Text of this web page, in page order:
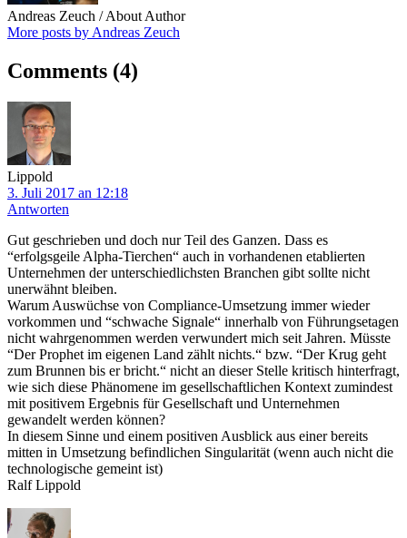
Andreas Zeuch / About Author
More posts by Andreas Zeuch
Comments (4)
Lippold
3. Juli 2017 an 12:18
Antworten
Gut geschrieben und doch nur Teil des Ganzen. Dass es
“erfolgsgeile Alpha-Tierchen“ auch in vorhandenen etablierten
Unternehmen der unterschiedlichsten Branchen gibt sollte nicht
unerwähnt bleiben.
Warum Auswüchse von Compliance-Umsetzung immer wieder
vorkommen und “schwache Signale“ innerhalb von Führungsetagen
nicht wahrgenommen werden verwundert mich seit Jahren. Müsste
“Der Prophet im eigenen Land zählt nichts.“ bzw. “Der Krug geht
zum Brunnen bis er bricht.“ nicht an dieser Stelle kritisch hinterfragt,
wie sich diese Phänomene im gesellschaftlichen Kontext zumindest
mit positivem Ergebnis für Gesellschaft und Unternehmen
gewandelt werden können?
In diesem Sinne und einem positiven Ausblick aus einer bereits
mitten in Umsetzung befindlichen Singularität (wenn auch nicht die
technologische gemeint ist)
Ralf Lippold